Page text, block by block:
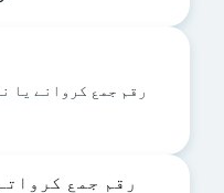
رقم جمع کروانے یا
رقم جمع